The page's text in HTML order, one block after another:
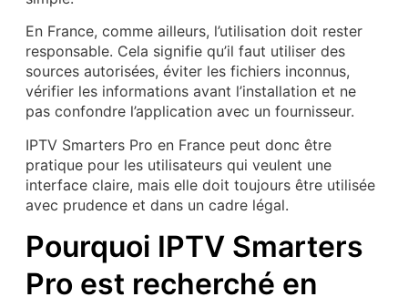
En France, comme ailleurs, l’utilisation doit rester
responsable. Cela signifie qu’il faut utiliser des
sources autorisées, éviter les fichiers inconnus,
vérifier les informations avant l’installation et ne
pas confondre l’application avec un fournisseur.
IPTV Smarters Pro en France peut donc être
pratique pour les utilisateurs qui veulent une
interface claire, mais elle doit toujours être utilisée
avec prudence et dans un cadre légal.
Pourquoi IPTV Smarters
Pro est recherché en